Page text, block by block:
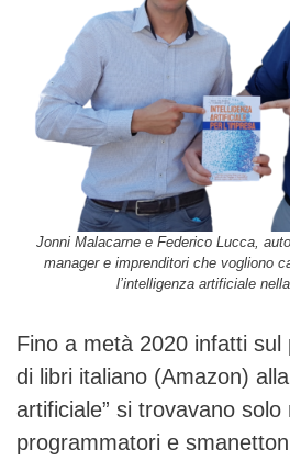
Jonni Malacarne e Federico Lucca,
manager e imprenditori che vogliono
l’intelligenza artificiale
Fino a metà 2020 infatti sul
di libri italiano (Amazon)
artificiale” si trovavano
programmatori e